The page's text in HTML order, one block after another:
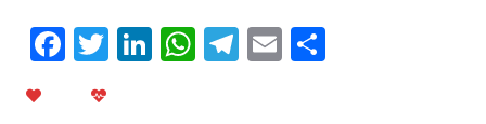
F T Li W T E